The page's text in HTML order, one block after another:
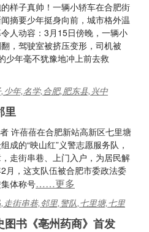
样子真帅！一辆小轿车在合肥街
摘要少年挺身向前，城市格外温
人动容：3月15日傍晚，一辆小
，驾驶室被挤压变形，司机被
少年毫不犹豫地冲上前去救
少年,名学,合肥,肥东县,兴中
里
许蓓蓓在合肥新站高新区七里塘
成的“映山红”义警志愿服务队，
走街串巷、上门入户，为居民解
月，这支队伍被合肥市委政法委
体称号……更多
,走街串巷,邻里,警队,七里塘,七里
书《亳州药商》首发